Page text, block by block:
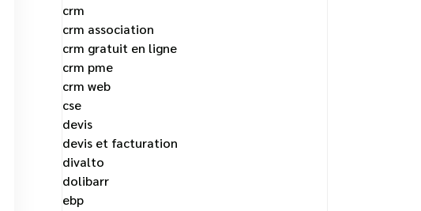
crm
crm association
crm gratuit en ligne
crm pme
crm web
cse
devis
devis et facturation
divalto
dolibarr
ebp